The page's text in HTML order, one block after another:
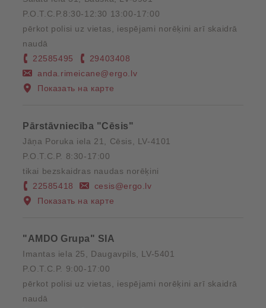
P.O.T.C.P.8:30-12:30 13:00-17:00
pērkot polisi uz vietas, iespējami norēķini arī skaidrā
naudā
22585495
29403408
anda.rimeicane@ergo.lv
Показать на карте
Pārstāvniecība "Cēsis"
Jāņa Poruka iela 21, Cēsis, LV-4101
P.O.T.C.P. 8:30-17:00
tikai bezskaidras naudas norēķini
22585418
cesis@ergo.lv
Показать на карте
"AMDO Grupa" SIA
Imantas iela 25, Daugavpils, LV-5401
P.O.T.C.P. 9:00-17:00
pērkot polisi uz vietas, iespējami norēķini arī skaidrā
naudā